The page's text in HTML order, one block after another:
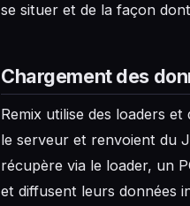
se situer et de la façon
Chargement des
Remix utilise des loaders
le serveur et renvoient du
récupère via le loader, un
et diffusent leurs données